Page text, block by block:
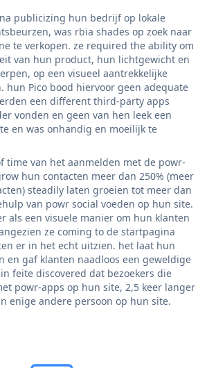
publicizing hun bedrijf op lokale
was rbia shades op zoek naar
te verkopen. ze required the ability om
van hun product, hun lichtgewicht en
op een visueel aantrekkelijke
hun Pico bood hiervoor geen adequate
een different third-party apps
vonden en geen van hen leek een
en was onhandig en moeilijk te
time van het aanmelden met de powr-
hun contacten meer dan 250% (meer
steadily laten groeien tot meer dan
van powr social voeden op hun site.
als een visuele manier om hun klanten
ze coming to de startpagina
er in het echt uitzien. het laat hun
en gaf klanten naadloos een geweldige
feite discovered dat bezoekers die
powr-apps op hun site, 2,5 keer langer
enige andere persoon op hun site.